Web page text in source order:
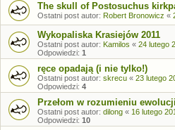
The skull of Postosuchus
Ostatni post autor: Robert Bronowicz «
Wykopaliska Krasiejów 2011
Ostatni post autor: Kamilos « 24 lutego
Odpowiedzi: 1
ręce opadają (i nie tylko!)
Ostatni post autor: skrecu « 23 lutego
Odpowiedzi: 4
Przełom w rozumieniu
Ostatni post autor: dilong « 16 lutego
Odpowiedzi: 10